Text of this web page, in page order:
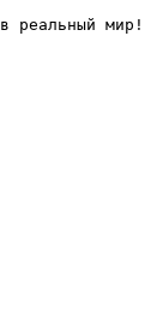
реальный мир!